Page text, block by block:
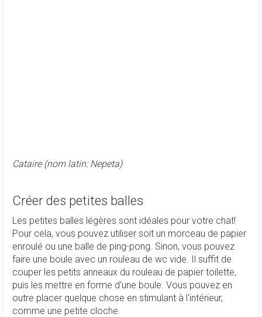
Cataire (nom latin: Nepeta)
Créer des petites balles
Les petites balles légères sont idéales pour votre chat!
Pour cela, vous pouvez utiliser soit un morceau de papier
enroulé ou une balle de ping-pong. Sinon, vous pouvez
faire une boule avec un rouleau de wc vide. Il suffit de
couper les petits anneaux du rouleau de papier toilette,
puis les mettre en forme d'une boule. Vous pouvez en
outre placer quelque chose en stimulant à l'intérieur,
comme une petite cloche.